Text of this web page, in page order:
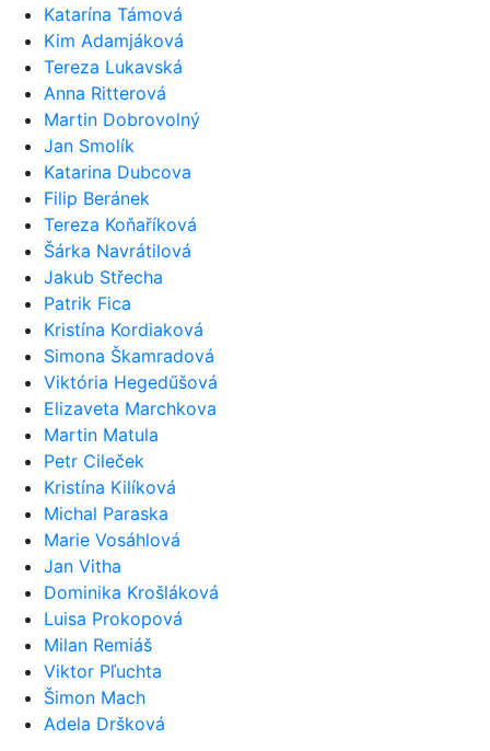
Katarína Támová
Kim Adamjáková
Tereza Lukavská
Anna Ritterová
Martin Dobrovolný
Jan Smolík
Katarina Dubcova
Filip Beránek
Tereza Koňaříková
Šárka Navrátilová
Jakub Střecha
Patrik Fica
Kristína Kordiaková
Simona Škamradová
Viktória Hegedűšová
Elizaveta Marchkova
Martin Matula
Petr Cileček
Kristína Kilíková
Michal Paraska
Marie Vosáhlová
Jan Vitha
Dominika Krošláková
Luisa Prokopová
Milan Remiáš
Viktor Pľuchta
Šimon Mach
Adela Dršková